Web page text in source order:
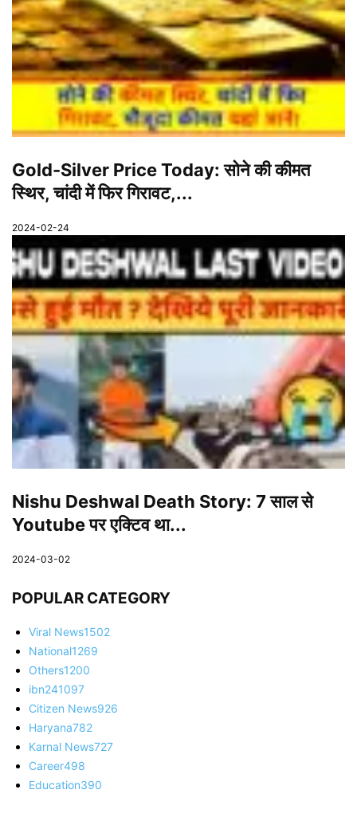
Gold-Silver Price Today: सोने की कीमत
स्थिर, चांदी में फिर गिरावट,...
2024-02-24
Nishu Deshwal Death Story: 7 साल से
Youtube पर एक्टिव था...
2024-03-02
POPULAR CATEGORY
Viral News1502
National1269
Others1200
ibn241097
Citizen News926
Haryana782
Karnal News727
Career498
Education390